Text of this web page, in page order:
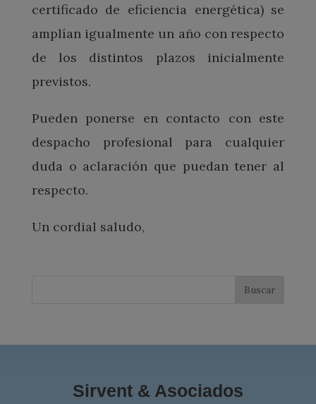
certificado de eficiencia energética) se
amplían igualmente un año con respecto
de los distintos plazos inicialmente
previstos.
Pueden ponerse en contacto con este
despacho profesional para cualquier
duda o aclaración que puedan tener al
respecto.
Un cordial saludo,
Sirvent & Asociados